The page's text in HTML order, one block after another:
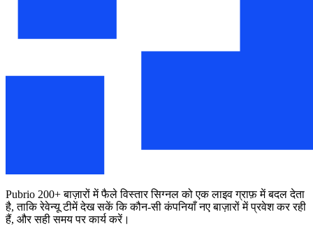
Pubrio 200+ बाज़ारों में फैले विस्तार सिग्नल को एक लाइव ग्राफ़ में बदल देता
है, ताकि रेवेन्यू टीमें देख सकें कि कौन-सी कंपनियाँ नए बाज़ारों में प्रवेश कर रही
हैं, और सही समय पर कार्य करें।